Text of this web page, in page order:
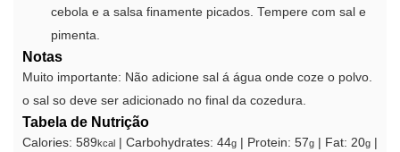
cebola e a salsa finamente picados. Tempere com sal e
pimenta.
Notas
Muito importante: Não adicione sal á água onde coze o polvo.
o sal so deve ser adicionado no final da cozedura.
Tabela de Nutrição
Calories: 589kcal Carbohydrates: 44g Protein: 57g Fat: 20g